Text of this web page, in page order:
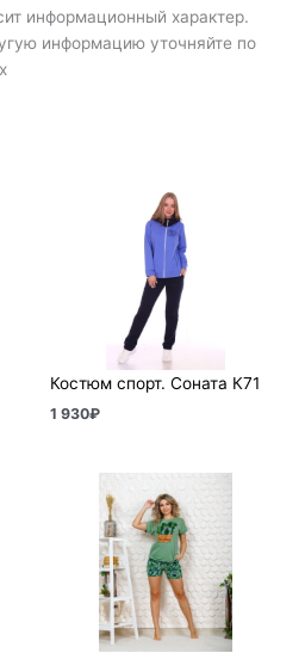
информационный характер.
информацию уточняйте по
Костюм спорт. Соната К71
1 930₽